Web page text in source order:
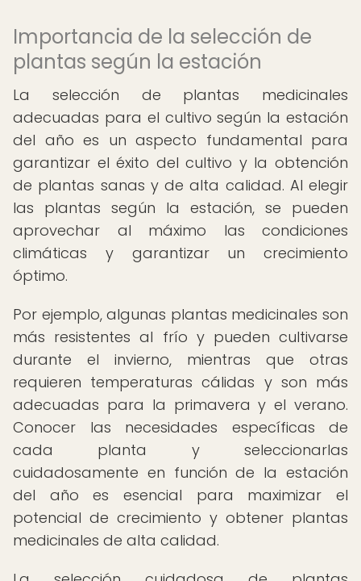
Importancia de la selección de
plantas según la estación
La selección de plantas medicinales
adecuadas para el cultivo según la estación
del año es un aspecto fundamental para
garantizar el éxito del cultivo y la obtención
de plantas sanas y de alta calidad. Al elegir
las plantas según la estación, se pueden
aprovechar al máximo las condiciones
climáticas y garantizar un crecimiento
óptimo.
Por ejemplo, algunas plantas medicinales son
más resistentes al frío y pueden cultivarse
durante el invierno, mientras que otras
requieren temperaturas cálidas y son más
adecuadas para la primavera y el verano.
Conocer las necesidades específicas de
cada planta y seleccionarlas
cuidadosamente en función de la estación
del año es esencial para maximizar el
potencial de crecimiento y obtener plantas
medicinales de alta calidad.